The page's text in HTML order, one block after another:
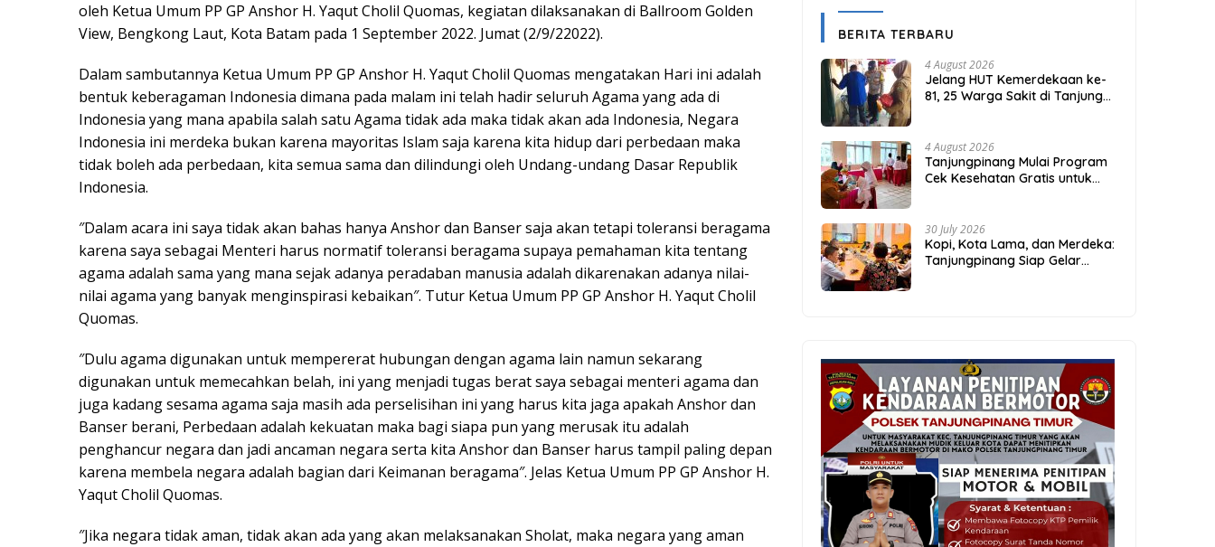
oleh Ketua Umum PP GP Anshor H. Yaqut Cholil Quomas, kegiatan dilaksanakan di Ballroom Golden
View, Bengkong Laut, Kota Batam pada 1 September 2022. Jumat (2/9/22022).
Dalam sambutannya Ketua Umum PP GP Anshor H. Yaqut Cholil Quomas mengatakan Hari ini adalah
bentuk keberagaman Indonesia dimana pada malam ini telah hadir seluruh Agama yang ada di
Indonesia yang mana apabila salah satu Agama tidak ada maka tidak akan ada Indonesia, Negara
Indonesia ini merdeka bukan karena mayoritas Islam saja karena kita hidup dari perbedaan maka
tidak boleh ada perbedaan, kita semua sama dan dilindungi oleh Undang-undang Dasar Republik
Indonesia.
″Dalam acara ini saya tidak akan bahas hanya Anshor dan Banser saja akan tetapi toleransi beragama
karena saya sebagai Menteri harus normatif toleransi beragama supaya pemahaman kita tentang
agama adalah sama yang mana sejak adanya peradaban manusia adalah dikarenakan adanya nilai-
nilai agama yang banyak menginspirasi kebaikan″. Tutur Ketua Umum PP GP Anshor H. Yaqut Cholil
Quomas.
″Dulu agama digunakan untuk mempererat hubungan dengan agama lain namun sekarang
digunakan untuk memecahkan belah, ini yang menjadi tugas berat saya sebagai menteri agama dan
juga kadang sesama agama saja masih ada perselisihan ini yang harus kita jaga apakah Anshor dan
Banser berani, Perbedaan adalah kekuatan maka bagi siapa pun yang merusak itu adalah
penghancur negara dan jadi ancaman negara serta kita Anshor dan Banser harus tampil paling depan
karena membela negara adalah bagian dari Keimanan beragama″. Jelas Ketua Umum PP GP Anshor H.
Yaqut Cholil Quomas.
″Jika negara tidak aman, tidak akan ada yang akan melaksanakan Sholat, maka negara yang aman
BERITA TERBARU
4 August 2026
Jelang HUT Kemerdekaan ke-
81, 25 Warga Sakit di Tanjung
4 August 2026
Tanjungpinang Mulai Program
Cek Kesehatan Gratis untuk
30 July 2026
Kopi, Kota Lama, dan Merdeka:
Tanjungpinang Siap Gelar